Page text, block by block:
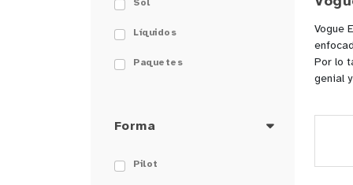
Sol
Líquidos
Paquetes
Forma
Pilot
Vogue
Por lo
genial